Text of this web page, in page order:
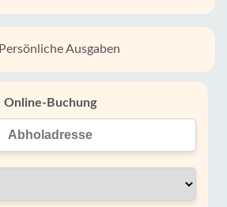
Persönliche Ausgaben
Online-Buchung